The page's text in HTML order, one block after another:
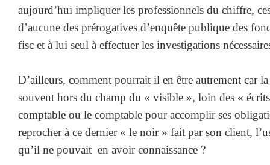
aujourd’hui impliquer les professionnels du chiffre,
d’aucune des prérogatives d’enquête publique des
fisc et à lui seul à effectuer les investigations
D’ailleurs, comment pourrait il en être autrement car
souvent hors du champ du « visible », loin des «
comptable ou le comptable pour accomplir ses
reprocher à ce dernier « le noir » fait par son client,
qu’il ne pouvait en avoir connaissance ?